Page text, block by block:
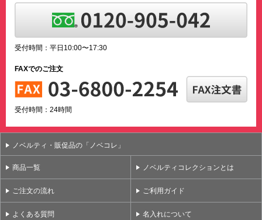
受付時間：平日10:00〜17:30
FAXでのご注文
受付時間：24時間
ノベルティ・販促品の「ノベコレ」
商品一覧 ノベルティコレクションとは
ご注文の流れ ご利用ガイド
よくある質問 名入れについて